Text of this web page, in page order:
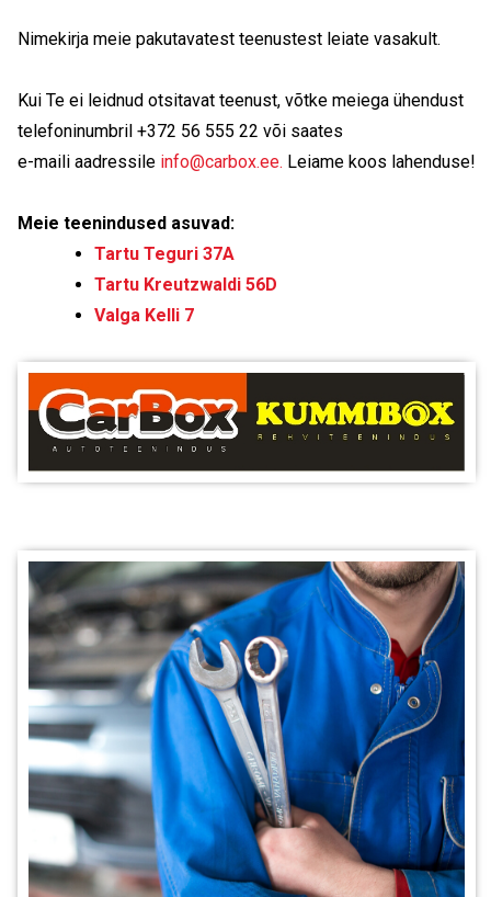
Nimekirja meie pakutavatest teenustest leiate vasakult.
Kui Te ei leidnud otsitavat teenust, võtke meiega ühendust
telefoninumbril +372 56 555 22 või saates
e-maili aadressile info@carbox.ee. Leiame koos lahenduse!
Meie teenindused asuvad:
Tartu Teguri 37A
Tartu Kreutzwaldi 56D
Valga Kelli 7